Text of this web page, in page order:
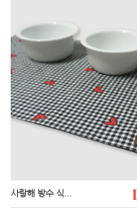
사랑해 방수 식...